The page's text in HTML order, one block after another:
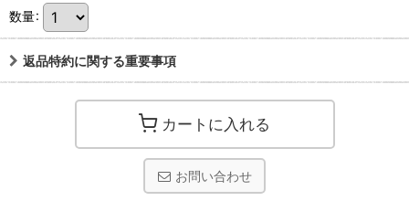
数量:
返品特約に関する重要事項
カートに入れる
お問い合わせ